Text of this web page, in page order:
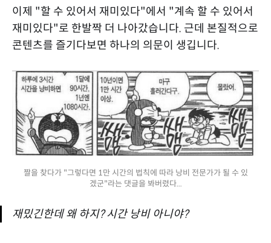
이제 "할 수 있어서 재미있다"에서 "계속 할 수 있어서
재미있다"로 한발짝 더 나아갔습니다. 근데 본질적으로
콘텐츠를 즐기다보면 하나의 의문이 생깁니다.
짤을 찾다가 "그렇다면 1만 시간의 법칙에 따라 낭비 전문가가 될 수 있
겠군"라는 댓글을 봐버렸다...
재밌긴한데 왜 하지? 시간 낭비 아니야?